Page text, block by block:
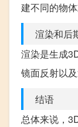
建不同的物体
渲染和后
渲染是生成
镜面反射以
结语
总体来说，